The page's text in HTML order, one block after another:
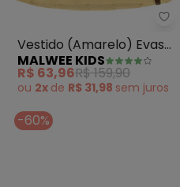
- Vestido (Amarelo
Vestido (Amarelo) Evasê
com Brilho
MALWEE KIDS
R$ 63,96R$ 159,90
ou 2x de R$ 31,98 sem juros
-60%